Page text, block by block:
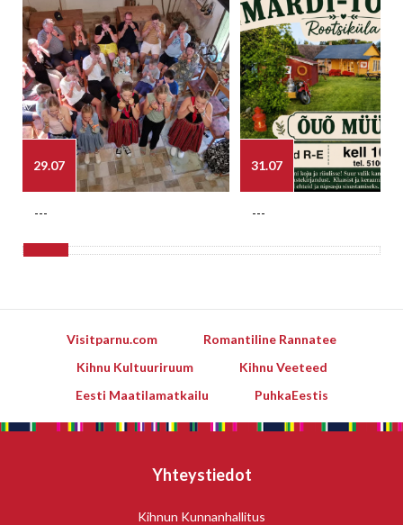
29.07
---
31.07
---
Visitparnu.com
Romantiline Rannatee
Kihnu Kultuuriruum
Kihnu Veeteed
Eesti Maatilamatkailu
PuhkaEestis
Yhteystiedot
Kihnun Kunnanhallitus